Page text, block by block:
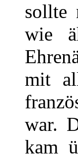
sollte
wie
mit
war.
kam